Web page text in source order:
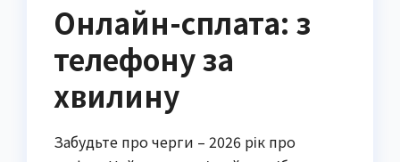
Онлайн-сплата: з
телефону за
хвилину
Забудьте про черги – 2026 рік про